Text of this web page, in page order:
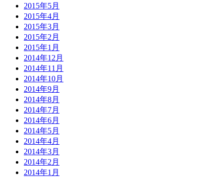
2015年5月
2015年4月
2015年3月
2015年2月
2015年1月
2014年12月
2014年11月
2014年10月
2014年9月
2014年8月
2014年7月
2014年6月
2014年5月
2014年4月
2014年3月
2014年2月
2014年1月